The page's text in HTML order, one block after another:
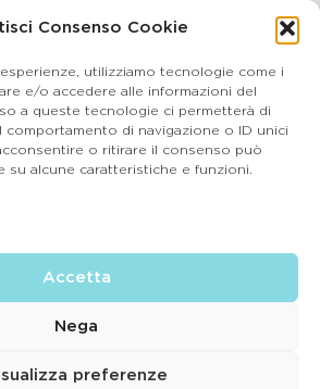
Consenso Cookie
utilizziamo tecnologie come i
e/o accedere alle informazioni del
a queste tecnologie ci permetterà di
comportamento di navigazione o ID unici
o ritirare il consenso può
su alcune caratteristiche e funzioni.
Accetta
Nega
preferenze
alla Newsletter
Cookie Policy
REA: BS – 602533 – Capitale
deliberato 34,732.500, i.v. –
| Email: